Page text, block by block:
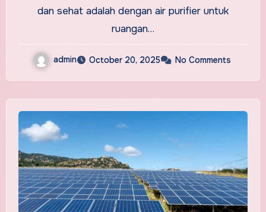
dan sehat adalah dengan air purifier untuk
ruangan…
admin October 20, 2025 No Comments